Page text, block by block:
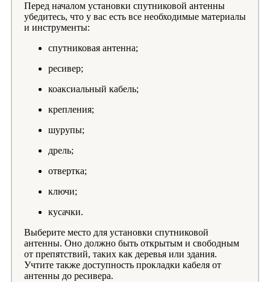
Перед началом установки спутниковой антенны
убедитесь, что у вас есть все необходимые материалы
и инструменты:
спутниковая антенна;
ресивер;
коаксиальный кабель;
крепления;
шурупы;
дрель;
отвертка;
ключи;
кусачки.
Выберите место для установки спутниковой
антенны. Оно должно быть открытым и свободным
от препятствий, таких как деревья или здания.
Учтите также доступность прокладки кабеля от
антенны до ресивера.